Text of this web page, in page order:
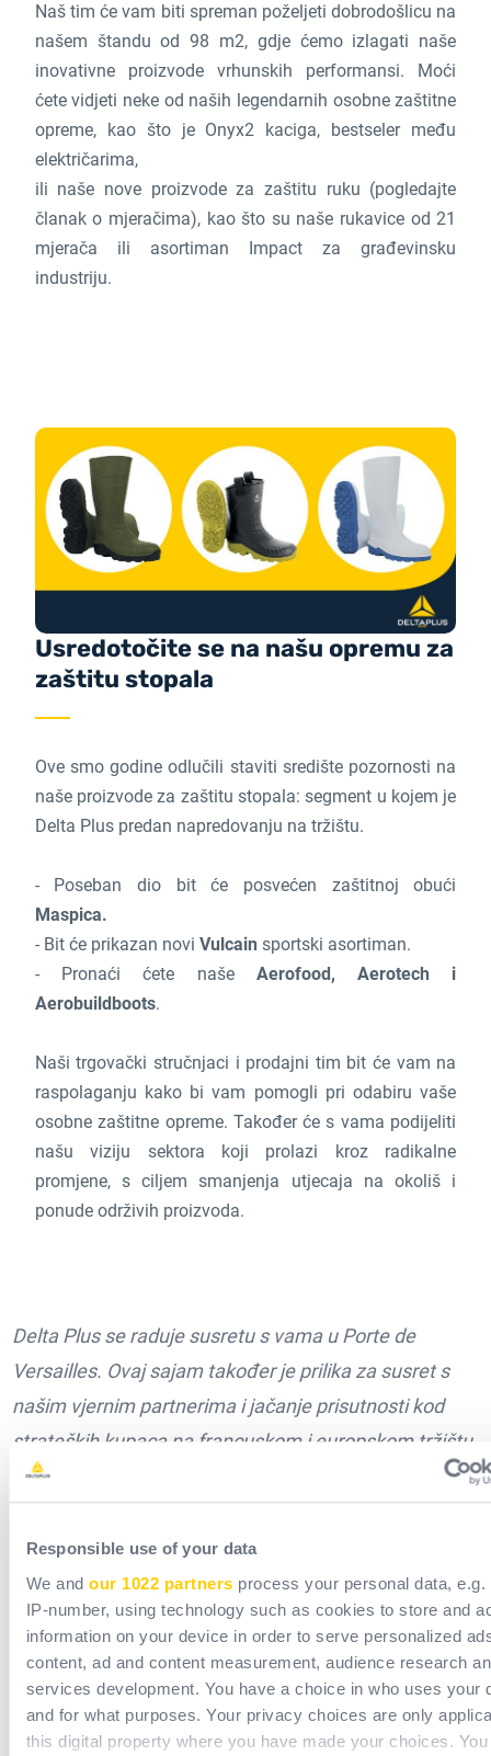
Responsible use of your data
We and our 1022 partners process your personal data, e.g.
IP-number, using technology such as cookies to store and
information on your device in order to serve personalized
content, ad and content measurement, audience research
services development. You have a choice in who uses your
and for what purposes. Your privacy choices are only
this digital property where you have made your choices. You
Naš tim će vam biti spreman poželjeti dobrodošlicu na
našem štandu od 98 m2, gdje ćemo izlagati naše
inovativne proizvode vrhunskih performansi. Moći
ćete vidjeti neke od naših legendarnih osobne zaštitne
opreme, kao što je Onyx2 kaciga, bestseler među
električarima,
ili naše nove proizvode za zaštitu ruku (pogledajte
članak o mjeračima), kao što su naše rukavice od 21
mjerača ili asortiman Impact za građevinsku
industriju.
Usredotočite se na našu opremu za
zaštitu stopala
Ove smo godine odlučili staviti središte pozornosti na
naše proizvode za zaštitu stopala: segment u kojem je
Delta Plus predan napredovanju na tržištu.
- Poseban dio bit će posvećen zaštitnoj obući
Maspica.
- Bit će prikazan novi Vulcain sportski asortiman.
- Pronaći ćete naše Aerofood, Aerotech i
Aerobuildboots.
Naši trgovački stručnjaci i prodajni tim bit će vam na
raspolaganju kako bi vam pomogli pri odabiru vaše
osobne zaštitne opreme. Također će s vama podijeliti
našu viziju sektora koji prolazi kroz radikalne
promjene, s ciljem smanjenja utjecaja na okoliš i
ponude održivih proizvoda.
Delta Plus se raduje susretu s vama u Porte de
Versailles. Ovaj sajam također je prilika za susret s
našim vjernim partnerima i jačanje prisutnosti kod
strateških kupaca na francuskom i europskom tržištu.
Expoprotection u praksi